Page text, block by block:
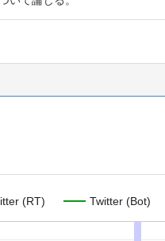
(RT) Twitter (Bot)